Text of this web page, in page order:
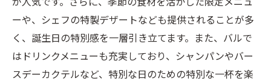
バルの特別サービスを活用
港区バルの予算管理方法
バルのある港区で最高の誕生日会を開く方法
港区バルのおすすめプラン
ーや、シェフの特製デザートなども提供されることが多
く、誕生日の特別感を一層引き立てます。また、バルで
はドリンクメニューも充実しており、シャンパンやバー
スデーカクテルなど、特別な日のための特別な一杯を楽